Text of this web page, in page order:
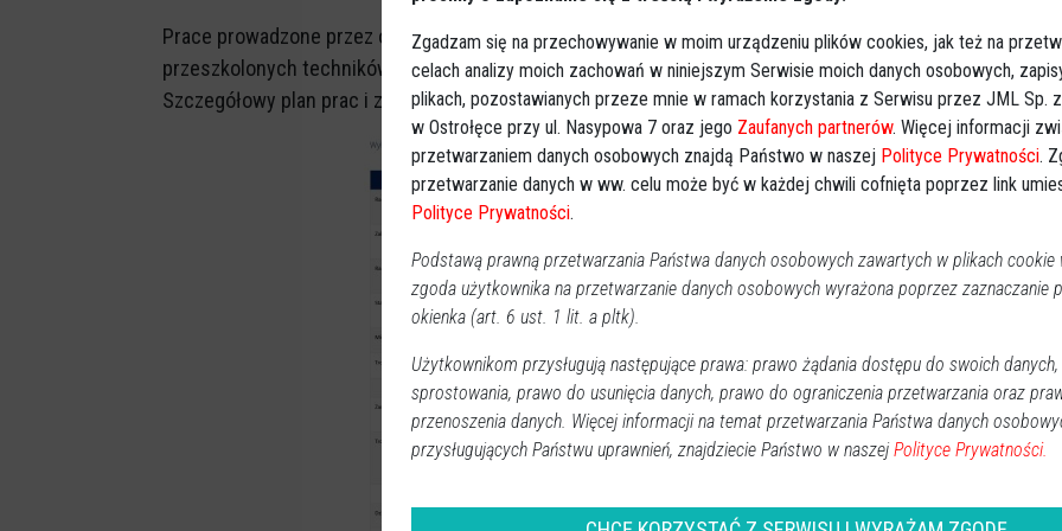
Prace prowadzone przez odpowiednio
przeszkolonych techników zostaną zrealizowane zgodnie z przyjętym wcześniej harmonogramem.
Szczegółowy plan prac i związanych z nimi wyłączeń prądu publikujemy poniżej.
Zgadzam się na przechowywanie w moim urządzeniu plików cookies, jak też na
celach analizy moich zachowań w niniejszym Serwisie moich danych osobowych,
plikach, pozostawianych przeze mnie w ramach korzystania z Serwisu przez JML Sp.
w Ostrołęce przy ul. Nasypowa 7 oraz jego Zaufanych partnerów. Więcej informacji
przetwarzaniem danych osobowych znajdą Państwo w naszej Polityce Prywatności.
przetwarzanie danych w ww. celu może być w każdej chwili cofnięta poprzez link
Polityce Prywatności.
Podstawą prawną przetwarzania Państwa danych osobowych zawartych w plikach cookie
zgoda użytkownika na przetwarzanie danych osobowych wyrażona poprzez zaznaczanie
okienka (art. 6 ust. 1 lit. a pltk).
Użytkownikom przysługują następujące prawa: prawo żądania dostępu do swoich
sprostowania, prawo do usunięcia danych, prawo do ograniczenia przetwarzania oraz
przenoszenia danych. Więcej informacji na temat przetwarzania Państwa danych
przysługujących Państwu uprawnień, znajdziecie Państwo w naszej Polityce Prywatności.